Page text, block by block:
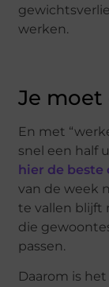
werken.
Je moet
En met
snel een half
hier de beste
van de week
te vallen blijft
die
passen.
Daarom is